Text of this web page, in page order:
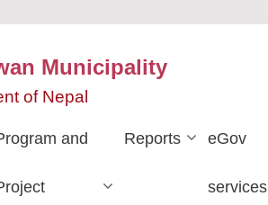
Municipality
of Nepal
and Reports eGov
services